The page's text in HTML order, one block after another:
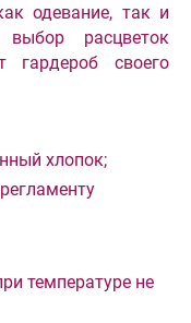
одевание, так и
расцветок
гардероб своего
хлопок;
температуре не